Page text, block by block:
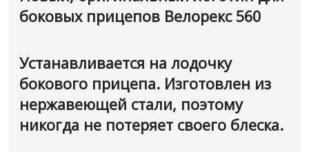
боковых прицепов Велорекс 560
Устанавливается на лодочку
бокового прицепа. Изготовлен из
нержавеющей стали, поэтому
никогда не потеряет своего блеска.